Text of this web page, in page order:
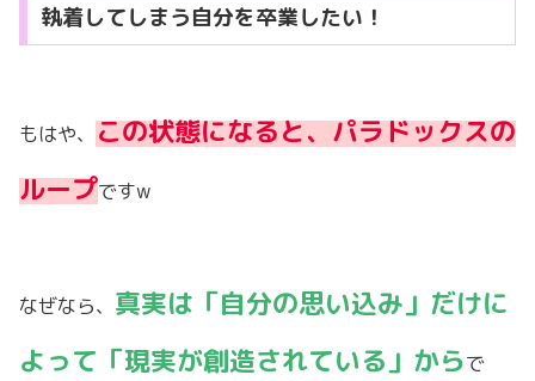
執着してしまう自分を卒業したい！
もはや、 この状態になると、パラドックスの
ループですw
なぜなら、 真実は「自分の思い込み」だけに
よって「現実が創造されている」からで